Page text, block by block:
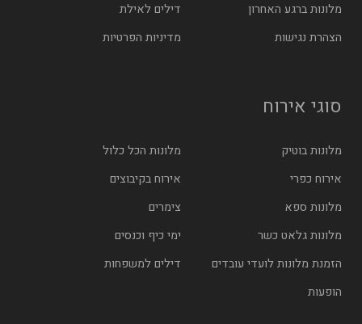
מלונות ברגע האחרון
דילים לאילת
הצהרת נגישות
מדיניות הפרטיות
סוגי אירוח
מלונות בוטיק
מלונות הכל כלול
אירוח כפרי
אירוח בקיבוצים
מלונות ספא
צימרים
מלונות גלאט כשר
ימי כיף וכנסים
הזמנת מלונות לועדי עובדים
דילים למשפחות
הופעות